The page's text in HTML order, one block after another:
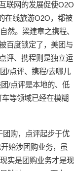
联网的发展促使O2O
在线旅游O2O，都被
然。梁建章之携程、
百度锁定了，美团与
评、携程则是独立运
/点评、携程/去哪儿
/点评是本地的、低
等领域已经在模糊
团购，点评起步于优
始涉团购业务，虽
实是团购业务才是现